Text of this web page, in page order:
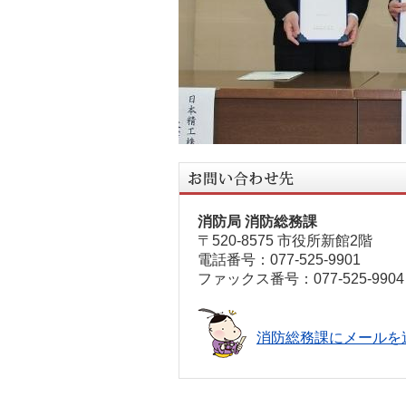
消防局 消防総務課
〒520-8575 市役所新館2階
電話番号：077-525-9901
ファックス番号：077-525-9904
消防総務課にメールを